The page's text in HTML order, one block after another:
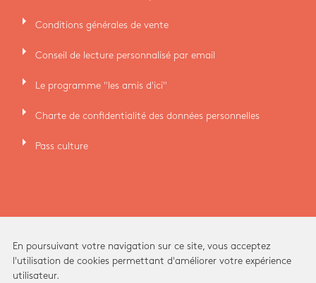
arrow_right Conditions générales de vente
arrow_right Conseil de lecture personnalisé par email
arrow_right Le programme "les amis d'ici"
arrow_right Charte de confidentialité des données personnelles
arrow_right Pass culture
En poursuivant votre navigation sur ce site, vous acceptez
l'utilisation de cookies permettant d'améliorer votre expérience
utilisateur.